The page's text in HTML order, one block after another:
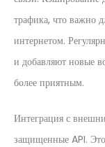
трафика, что важно
интернетом.
и добавляют новые
более приятным.
Интеграция с
защищенные API. Это